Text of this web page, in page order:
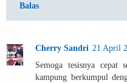
Balas
Cherry Sandri 21 April
Semoga tesisnya cepat
kampung berkumpul